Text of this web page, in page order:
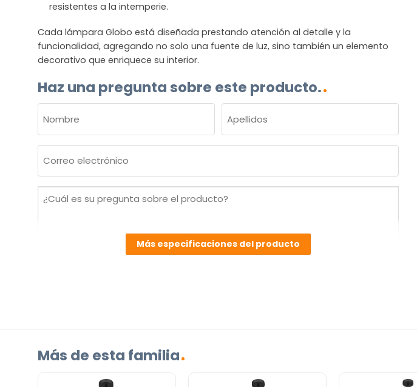
resistentes a la intemperie.
Cada lámpara Globo está diseñada prestando atención al detalle y la
funcionalidad, agregando no solo una fuente de luz, sino también un elemento
decorativo que enriquece su interior.
Haz una pregunta sobre este producto.
(OBLIGATORIO)
Nombre Apellidos
electrónico
¿Cuál
Más especificaciones del producto
Más de esta familia